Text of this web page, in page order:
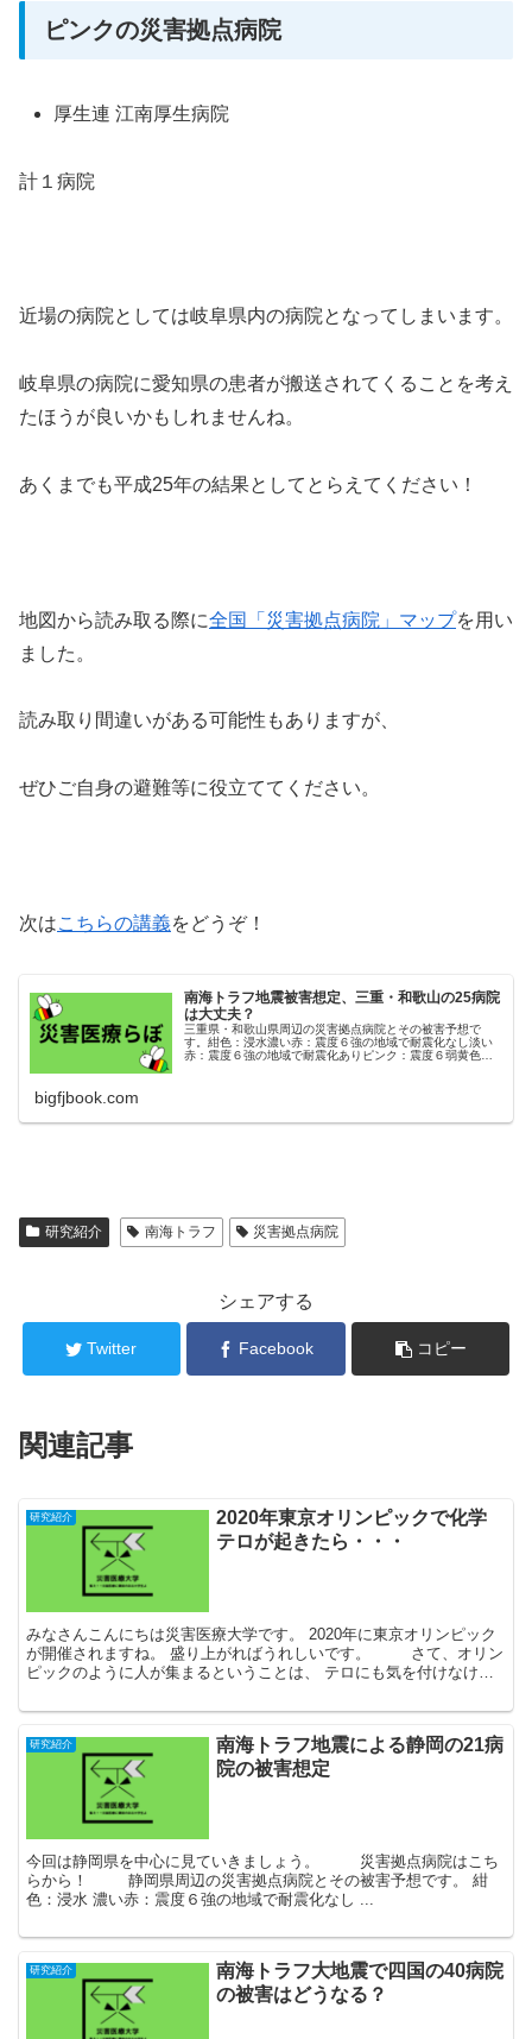
ピンクの災害拠点病院
厚生連 江南厚生病院
計１病院
近場の病院としては岐阜県内の病院となってしまいます。
岐阜県の病院に愛知県の患者が搬送されてくることを考え
たほうが良いかもしれませんね。
あくまでも平成25年の結果としてとらえてください！
地図から読み取る際に全国「災害拠点病院」マップを用い
ました。
読み取り間違いがある可能性もありますが、
ぜひご自身の避難等に役立ててください。
次はこちらの講義をどうぞ！
南海トラフ地震被害想定、三重・和歌山の25病院
は大丈夫？
三重県・和歌山県周辺の災害拠点病院とその被害予想で
す。紺色：浸水濃い赤：震度６強の地域で耐震化なし淡い
赤：震度６強の地域で耐震化ありピンク：震度６弱黄色：
bigfjbook.com
研究紹介 南海トラフ 災害拠点病院
シェアする
Twitter Facebook コピー
関連記事
研究紹介
2020年東京オリンピックで化学
テロが起きたら・・・
みなさんこんにちは災害医療大学です。 2020年に東京オリンピック
が開催されますね。 盛り上がればうれしいです。 さて、オリン
ピックのように人が集まるということは、 テロにも気を付けなけれ
研究紹介
南海トラフ地震による静岡の21病
院の被害想定
今回は静岡県を中心に見ていきましょう。 災害拠点病院はこち
らから！ 静岡県周辺の災害拠点病院とその被害予想です。 紺
色：浸水 濃い赤：震度６強の地域で耐震化なし ...
研究紹介
南海トラフ大地震で四国の40病院
の被害はどうなる？